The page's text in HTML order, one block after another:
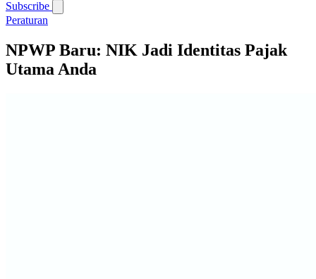
Subscribe
Peraturan
NPWP Baru: NIK Jadi Identitas Pajak
Utama Anda